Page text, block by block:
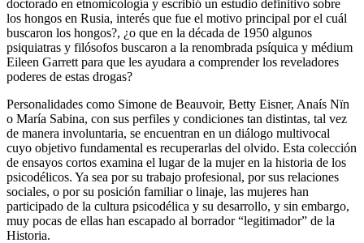
doctorado en etnomicología y escribió un estudio definitivo sobre
los hongos en Rusia, interés que fue el motivo principal por el cuál
buscaron los hongos?, ¿o que en la década de 1950 algunos
psiquiatras y filósofos buscaron a la renombrada psíquica y médium
Eileen Garrett para que les ayudara a comprender los reveladores
poderes de estas drogas?
Personalidades como Simone de Beauvoir, Betty Eisner, Anaís Nïn
o María Sabina, con sus perfiles y condiciones tan distintas, tal vez
de manera involuntaria, se encuentran en un diálogo multivocal
cuyo objetivo fundamental es recuperarlas del olvido. Esta colección
de ensayos cortos examina el lugar de la mujer en la historia de los
psicodélicos. Ya sea por su trabajo profesional, por sus relaciones
sociales, o por su posición familiar o linaje, las mujeres han
participado de la cultura psicodélica y su desarrollo, y sin embargo,
muy pocas de ellas han escapado al borrador “legitimador” de la
Historia.